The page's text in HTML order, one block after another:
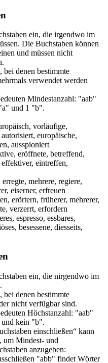
ein, die irgendwo im
Die Buchstaben können
und müssen nicht
denen bestimmte
verwendet werden
Mindestanzahl: "aab"
und 1 "b".
ropäisch, vorläufige,
autorisiert, europäische,
ausspioniert
e, eröffnete, betreffend,
effektiver, eintreffen,
erregte, mehrere, regiere,
, eiserner, erfreuen
n, erörtern, früherer, mehrerer,
te, verzerrt, erfordern
res, espresso, essbares,
ses, besessene, diesseits,
ein, die nirgendwo im
denen bestimmte
nicht verfügbar sind.
Höchstanzahl: "aab"
und kein "b".
einschließen“ kann
um Mindest- und
anzugeben:
"abb" findet Wörter